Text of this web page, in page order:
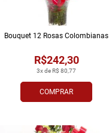
COMPRAR
3x de R$ 80,77
R$242,30
Bouquet 12 Rosas Colombianas